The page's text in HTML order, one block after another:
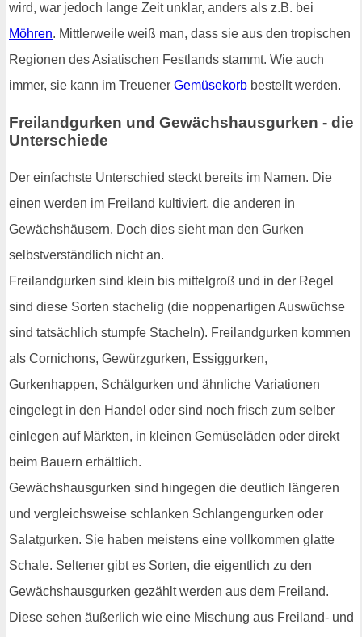
wird, war jedoch lange Zeit unklar, anders als z.B. bei
Möhren. Mittlerweile weiß man, dass sie aus den tropischen
Regionen des Asiatischen Festlands stammt. Wie auch
immer, sie kann im Treuener Gemüsekorb bestellt werden.
Freilandgurken und Gewächshausgurken - die
Unterschiede
Der einfachste Unterschied steckt bereits im Namen. Die
einen werden im Freiland kultiviert, die anderen in
Gewächshäusern. Doch dies sieht man den Gurken
selbstverständlich nicht an.
Freilandgurken sind klein bis mittelgroß und in der Regel
sind diese Sorten stachelig (die noppenartigen Auswüchse
sind tatsächlich stumpfe Stacheln). Freilandgurken kommen
als Cornichons, Gewürzgurken, Essiggurken,
Gurkenhappen, Schälgurken und ähnliche Variationen
eingelegt in den Handel oder sind noch frisch zum selber
einlegen auf Märkten, in kleinen Gemüseläden oder direkt
beim Bauern erhältlich.
Gewächshausgurken sind hingegen die deutlich längeren
und vergleichsweise schlanken Schlangengurken oder
Salatgurken. Sie haben meistens eine vollkommen glatte
Schale. Seltener gibt es Sorten, die eigentlich zu den
Gewächshausgurken gezählt werden aus dem Freiland.
Diese sehen äußerlich wie eine Mischung aus Freiland- und